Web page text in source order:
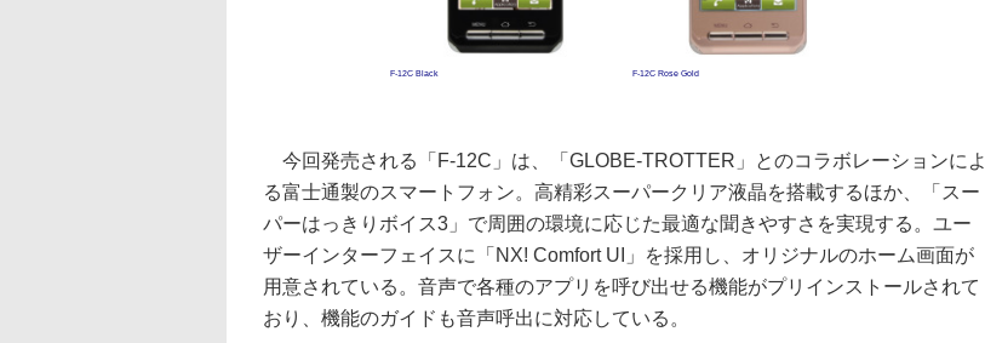
F-12C Black F-12C Rose Gold
今回発売される「F-12C」は、「GLOBE-TROTTER」とのコラボレーションによ
る富士通製のスマートフォン。高精彩スーパークリア液晶を搭載するほか、「スー
パーはっきりボイス3」で周囲の環境に応じた最適な聞きやすさを実現する。ユー
ザーインターフェイスに「NX! Comfort UI」を採用し、オリジナルのホーム画面が
用意されている。音声で各種のアプリを呼び出せる機能がプリインストールされて
おり、機能のガイドも音声呼出に対応している。